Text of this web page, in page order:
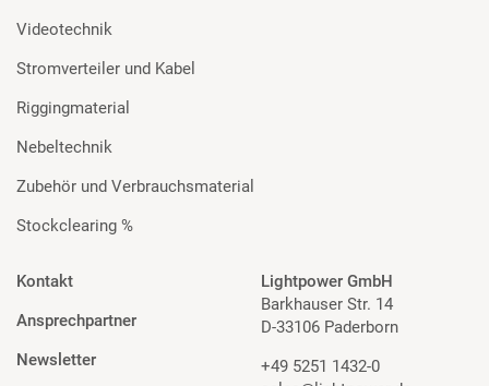
Videotechnik
Stromverteiler und Kabel
Riggingmaterial
Nebeltechnik
Zubehör und Verbrauchsmaterial
Stockclearing %
Kontakt
Ansprechpartner
Newsletter
Lightpower GmbH
Barkhauser Str. 14
D-33106 Paderborn
+49 5251 1432-0